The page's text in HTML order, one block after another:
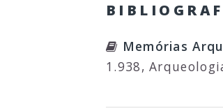
Memórias
1.938,